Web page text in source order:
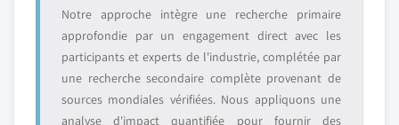
Notre approche intègre une recherche primaire
approfondie par un engagement direct avec les
participants et experts de l'industrie, complétée par
une recherche secondaire complète provenant de
sources mondiales vérifiées. Nous appliquons une
analyse d'impact quantifiée pour fournir des